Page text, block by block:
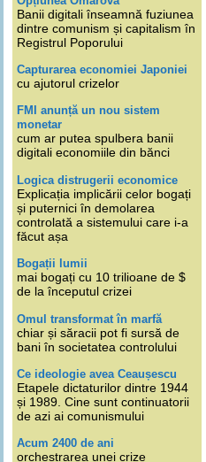
Banii digitali înseamnă fuziunea
dintre comunism și capitalism în
Registrul Poporului
Capturarea economiei Japoniei
cu ajutorul crizelor
FMI anunță un nou sistem
monetar
cum ar putea spulbera banii
digitali economiile din bănci
Logica distrugerii economice
Explicația implicării celor bogați
și puternici în demolarea
controlată a sistemului care i-a
făcut așa
Bogații lumii
mai bogați cu 10 trilioane de $
de la începutul crizei
Omul transformat în marfă
chiar și săracii pot fi sursă de
bani în societatea controlului
Ce ideologie avea Ceaușescu
Etapele dictaturilor dintre 1944
și 1989. Cine sunt continuatorii
de azi ai comunismului
Acum 2400 de ani
orchestrarea unei crize